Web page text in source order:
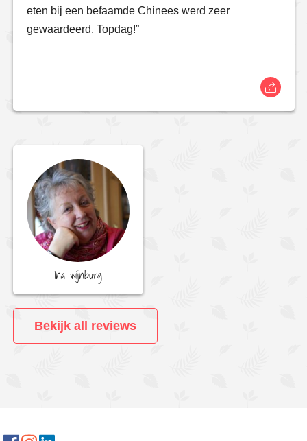
eten bij een befaamde Chinees werd zeer
gewaardeerd. Topdag!”
Ina wijnburg
Bekijk all reviews